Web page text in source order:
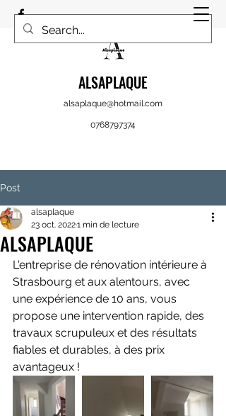
ALSAPLAQUE
alsaplaque@hotmail.com
0768797374
Post
ALSAPLAQUE
alsaplaque
23 oct. 20221 min de lecture
L'entreprise de rénovation intérieure à
Strasbourg et aux alentours, avec
une expérience de 10 ans, vous
propose une intervention rapide, des
travaux scrupuleux et des résultats
fiables et durables, à des prix
avantageux !